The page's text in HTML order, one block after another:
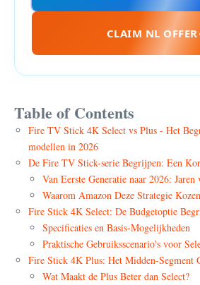
CLAIM NL OFFER
Table of Contents
Fire TV Stick 4K Select vs Plus - Het
modellen in 2026
De Fire TV Stick-serie Begrijpen: Een
Van Eerste Generatie naar 2026:
Waarom Amazon Deze Strategie Kozen
Fire Stick 4K Select: De Budgetoptie
Specificaties en Basis-Mogelijkheden
Praktische Gebruiksscenario's voor
Fire Stick 4K Plus: Het Midden-Segment
Wat Maakt de Plus Beter dan Select?